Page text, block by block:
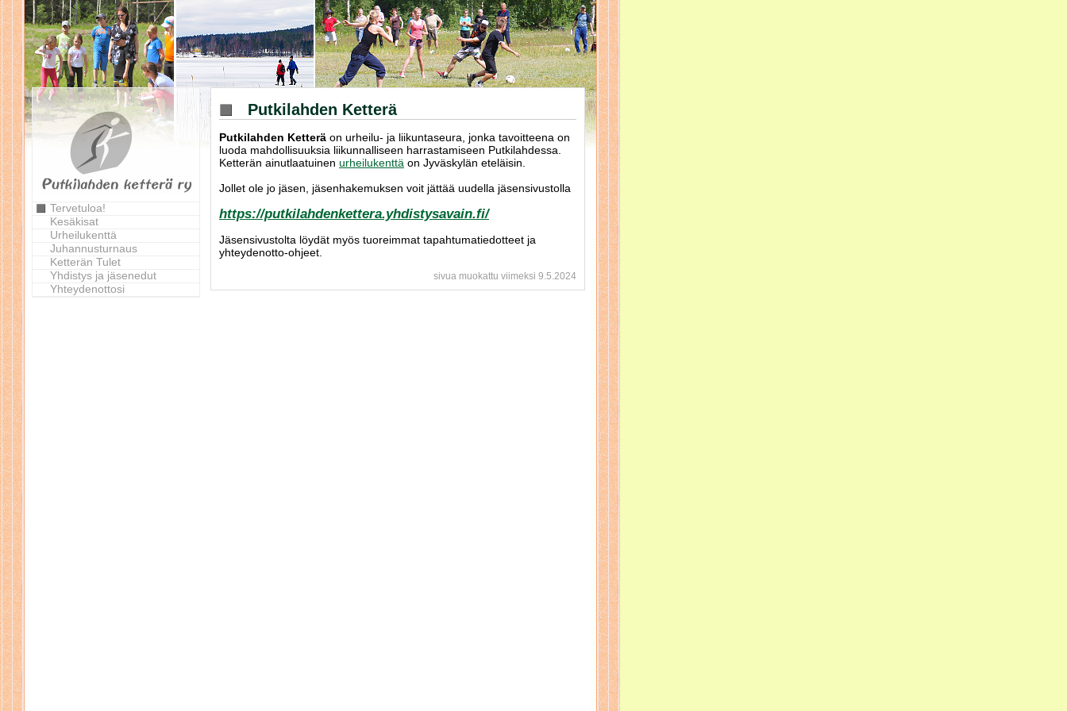
Tervetuloa!
Kesäkisat
Urheilukenttä
Juhannusturnaus
Ketterän Tulet
Yhdistys ja jäsenedut
Yhteydenottosi
Putkilahden Ketterä
Putkilahden Ketterä on urheilu- ja liikuntaseura, jonka tavoitteena on
luoda mahdollisuuksia liikunnalliseen harrastamiseen Putkilahdessa.
Ketterän ainutlaatuinen urheilukenttä on Jyväskylän eteläisin.
Jollet ole jo jäsen, jäsenhakemuksen voit jättää uudella jäsensivustolla
https://putkilahdenkettera.yhdistysavain.fi/
Jäsensivustolta löydät myös tuoreimmat tapahtumatiedotteet ja
yhteydenotto-ohjeet.
sivua muokattu viimeksi 9.5.2024